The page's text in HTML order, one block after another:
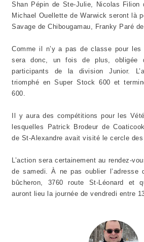
Shan Pépin de Ste-Julie, Nicolas Filion
Michael Ouellette de Warwick seront là
Savage de Chibougamau, Franky Paré
Comme il n’y a pas de classe pour les
sera donc, un fois de plus, obligée
participants de la division Junior.
triomphé en Super Stock 600 et
600.
Il y aura des compétitions pour les
lesquelles Patrick Brodeur de
de St-Alexandre avait visité le cercle
L’action sera certainement au rendez-
de samedi. À ne pas oublier l’adresse
bûcheron, 3760 route St-Léonard et
auront lieu la journée de vendredi entre